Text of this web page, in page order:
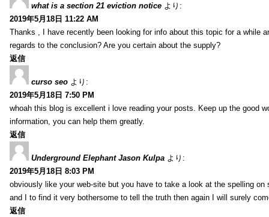
what is a section 21 eviction notice より:
2019年5月18日 11:22 AM
Thanks , I have recently been looking for info about this topic for a while
regards to the conclusion? Are you certain about the supply?
返信
curso seo より:
2019年5月18日 7:50 PM
whoah this blog is excellent i love reading your posts. Keep up the good
information, you can help them greatly.
返信
Underground Elephant Jason Kulpa より:
2019年5月18日 8:03 PM
obviously like your web-site but you have to take a look at the spelling
and I to find it very bothersome to tell the truth then again I will surely
返信